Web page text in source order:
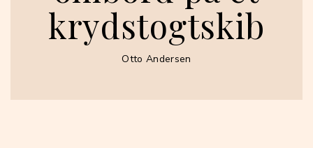
krydstogtskib
Otto Andersen